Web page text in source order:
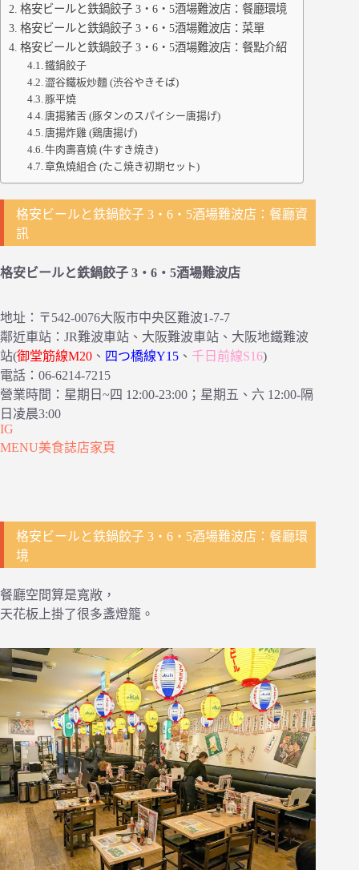
格安ビールと鉄鍋餃子 3・6・5酒場難波店：餐廳環境
格安ビールと鉄鍋餃子 3・6・5酒場難波店：菜單
格安ビールと鉄鍋餃子 3・6・5酒場難波店：餐點介紹
鐵鍋餃子
澀谷鐵板炒麵 (渋谷やきそば)
豚平燒
唐揚豬舌 (豚タンのスパイシー唐揚げ)
唐揚炸雞 (鶏唐揚げ)
牛肉壽喜燒 (牛すき焼き)
章魚燒組合 (たこ焼き初期セット)
格安ビールと鉄鍋餃子 3・6・5酒場難波店：餐廳資
訊
格安ビールと鉄鍋餃子 3・6・5酒場難波店
地址：〒542-0076大阪市中央区難波1-7-7
鄰近車站：JR難波車站、大阪難波車站、大阪地鐵難波
站(御堂筋線M20 、 四つ橋線Y15 、 千日前線S16)
電話：06-6214-7215
營業時間：星期日~四 12:00-23:00；星期五、六 12:00-隔
日凌晨3:00
IG
MENU美食誌店家頁
格安ビールと鉄鍋餃子 3・6・5酒場難波店：餐廳環
境
餐廳空間算是寬敞，
天花板上掛了很多盞燈籠。